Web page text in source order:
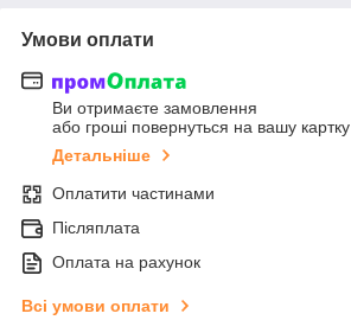
Умови оплати
Ви отримаєте замовлення
або гроші повернуться на вашу картку
Детальніше
Оплатити частинами
Післяплата
Оплата на рахунок
Всі умови оплати